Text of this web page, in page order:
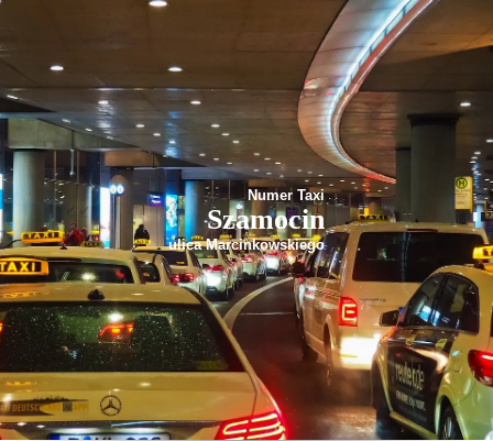
Numer Taxi
Szamocin
ulica Marcinkowskiego